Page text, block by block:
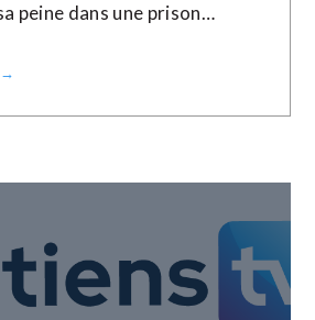
peine dans une prison…
→